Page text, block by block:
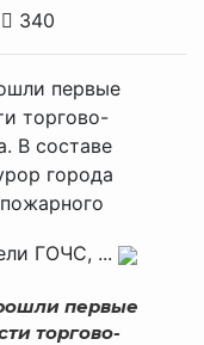
340
первые
торгово-
В составе
города
ГОЧС, ...
первые
торгово-